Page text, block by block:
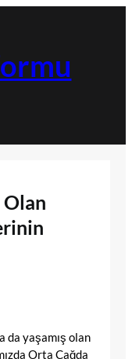
Olan
da yaşamış olan
Orta Çağda